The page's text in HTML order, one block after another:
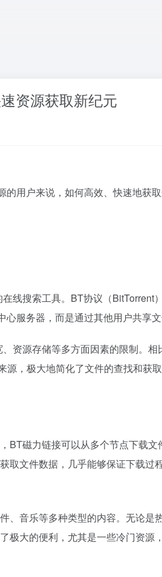
资源获取新纪元
用户来说，如何高效、快速地获
线搜索工具。BT协议（
服务器，而是通过其他用户共享
资源存储等多方面因素的限制。
源，极大地简化了文件的查找和获取
BT磁力链接可以从多个节点下载
文件数据，几乎能够保证下载过
、音乐等多种类型的内容。无论
大的便利，尤其是一些冷门资源